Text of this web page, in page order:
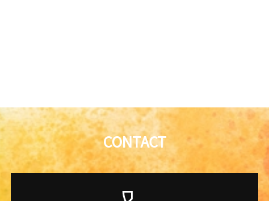
CONTACT